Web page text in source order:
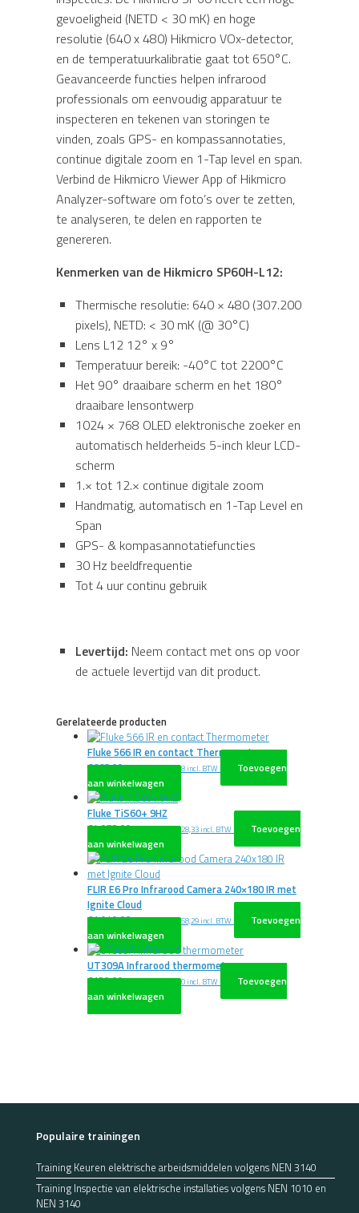
gevoeligheid (NETD < 30 mK) en hoge
resolutie (640 x 480) Hikmicro VOx-detector,
en de temperatuurkalibratie gaat tot 650°C.
Geavanceerde functies helpen infrarood
professionals om eenvoudig apparatuur te
inspecteren en tekenen van storingen te
vinden, zoals GPS- en kompassannotaties,
continue digitale zoom en 1-Tap level en span.
Verbind de Hikmicro Viewer App of Hikmicro
Analyzer-software om foto’s over te zetten,
te analyseren, te delen en rapporten te
genereren.
Kenmerken van de Hikmicro SP60H-L12:
Thermische resolutie: 640 × 480 (307.200
pixels), NETD: < 30 mK (@ 30°C)
Lens L12 12° x 9°
Temperatuur bereik: -40°C tot 2200°C
Het 90° draaibare scherm en het 180°
draaibare lensontwerp
1024 × 768 OLED elektronische zoeker en
automatisch helderheids 5-inch kleur LCD-
scherm
1.× tot 12.× continue digitale zoom
Handmatig, automatisch en 1-Tap Level en
Span
GPS- & kompasannotatiefuncties
30 Hz beeldfrequentie
Tot 4 uur continu gebruik
Levertijd: Neem contact met ons op voor
de actuele levertijd van dit product.
Gerelateerde producten
Fluke 566 IR en contact Thermometer
€668,00 excl. BTW€808,28 incl. BTW
Toevoegen
aan winkelwagen
Fluke TiS60+ 9HZ
€4.073,00 excl. BTW€4.928,33 incl. BTW
Toevoegen
aan winkelwagen
FLIR E6 Pro Infrarood Camera 240×180 IR met
Ignite Cloud
€1.949,00 excl. BTW€2.358,29 incl. BTW
Toevoegen
aan winkelwagen
UT309A Infrarood thermometer
€120,00 excl. BTW€145,20 incl. BTW
Toevoegen
aan winkelwagen
Populaire trainingen
Training Keuren elektrische arbeidsmiddelen volgens NEN 3140
Training Inspectie van elektrische installaties volgens NEN 1010 en
NEN 3140